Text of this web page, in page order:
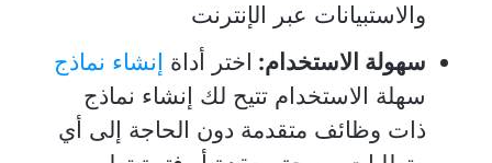
والاستبيانات عبر الإنترنت
سهولة الاستخدام: اختر أداة إنشاء نماذج
سهلة الاستخدام تتيح لك إنشاء نماذج
ذات وظائف متقدمة دون الحاجة إلى أي